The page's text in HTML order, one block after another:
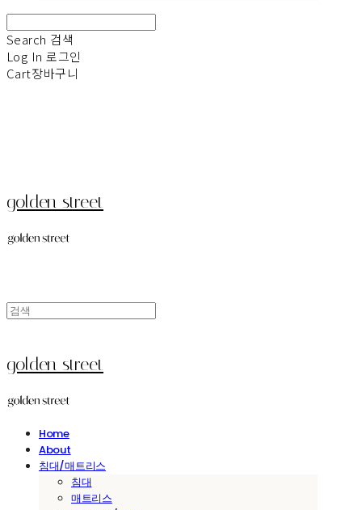
Search 검색
Log In 로그인
Cart장바구니
golden street
golden street
Home
About
침대/매트리스
침대
매트리스